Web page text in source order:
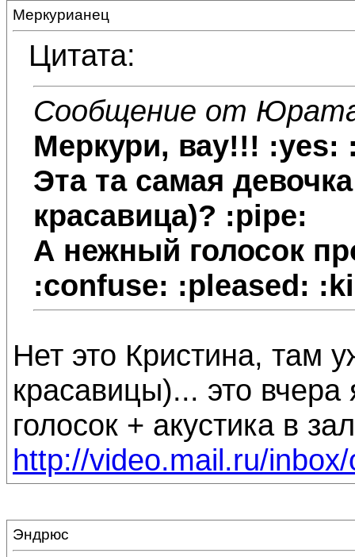
Меркурианец
Цитата:
Сообщение от
Меркури, вау!!! :yes:
Эта та самая
красавица)? :pipe:
А нежный голосок
:confuse: :pleased:
Нет это Кристина, там
красавицы)... это
голосок + акустика в
http://video.mail.ru/
Эндрюс